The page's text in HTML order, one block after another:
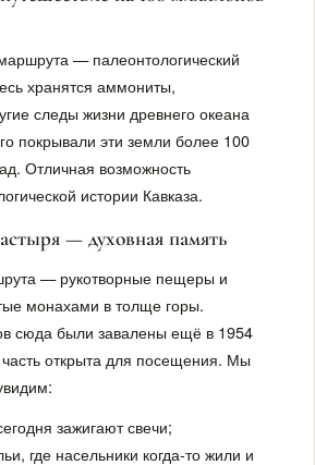
— палеонтологический
хранятся аммониты,
следы жизни древнего океана
покрывали эти земли более 100
Отличная возможность
истории Кавказа.
— духовная память
— рукотворные пещеры и
монахами в толще горы.
сюда были завалены ещё в 1954
часть открыта для посещения. Мы
зажигают свечи;
где насельники когда-то жили и